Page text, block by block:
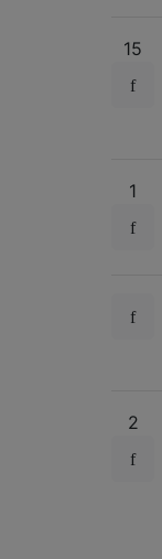
15
1
2